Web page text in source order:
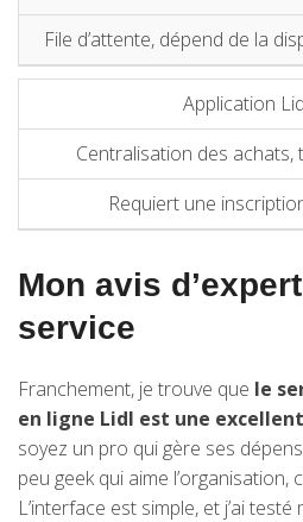
File d’attente, dépend de la
Application
Centralisation des achats,
Requiert une
Mon avis
service
Franchement, je trouve que le
en ligne Lidl est une
soyez un pro qui gère ses
peu geek qui aime l’organisation,
L’interface est simple, et j’ai